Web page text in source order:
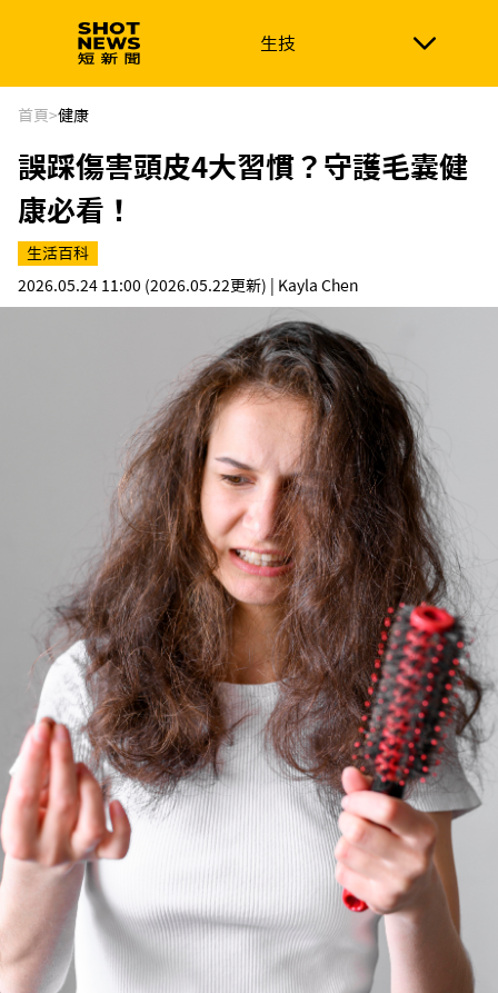
生技
生技 政治
新南向 體育
首頁>健康
誤踩傷害頭皮4大習慣？守護毛囊健
康必看！
生活百科
2026.05.24 11:00 (2026.05.22更新) | Kayla Chen